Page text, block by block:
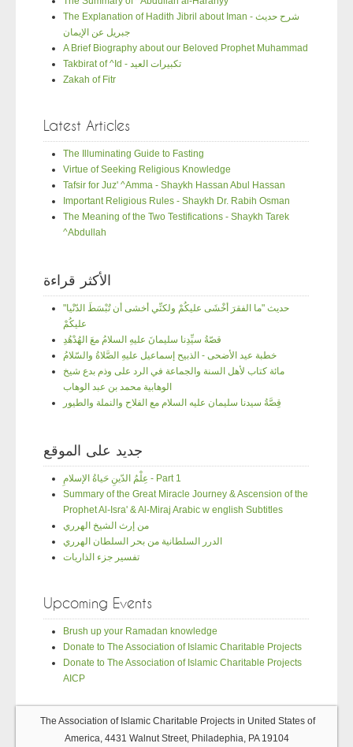
The Explanation of Hadith Jibril about Iman - شرح حديث
جبريل عن الإيمان
A Brief Biography about our Beloved Prophet Muhammad
Takbirat of ^Id - تكبيرات العيد
Zakah of Fitr
Latest Articles
The Illuminating Guide to Fasting
Virtue of Seeking Religious Knowledge
Tafsir for Juz' ^Amma - Shaykh Hassan Abul Hassan
Important Religious Rules - Shaykh Dr. Rabih Osman
The Meaning of the Two Testifications - Shaykh Tarek
^Abdullah
الأكثر قراءة
"حديث "ما الفقرَ أخْشَى عليكُمْ ولكنِّي أخشى أن تُبْسَطَ الدّنْيا
عليكُمْ
قصّةُ سيِّدِنا سليمانَ عليهِ السلامُ معَ الهُدْهُدِ
خطبة عيد الأضحى - الذبيح إسماعيل عليهِ الصَّلاةُ والسّلامُ
مائة كتاب لأهل السنة والجماعة في الرد على وذم بدع شيخ
الوهابية محمد بن عبد الوهاب
قِصَّةُ سيدنا سليمان عليه السلام مع الفلاح والنملة والطيور
جديد على الموقع
عِلْمُ الدّينِ حَياةُ الإسلامِ - Part 1
Summary of the Great Miracle Journey & Ascension of the
Prophet Al-Isra' & Al-Miraj Arabic w english Subtitles
من إرث الشيخ الهرري
الدرر السلطانية من بحر السلطان الهرري
تفسير جزء الذاريات
Upcoming Events
Brush up your Ramadan knowledge
Donate to The Association of Islamic Charitable Projects
Donate to The Association of Islamic Charitable Projects
AICP
The Association of Islamic Charitable Projects in United States of
America, 4431 Walnut Street, Philadephia, PA 19104